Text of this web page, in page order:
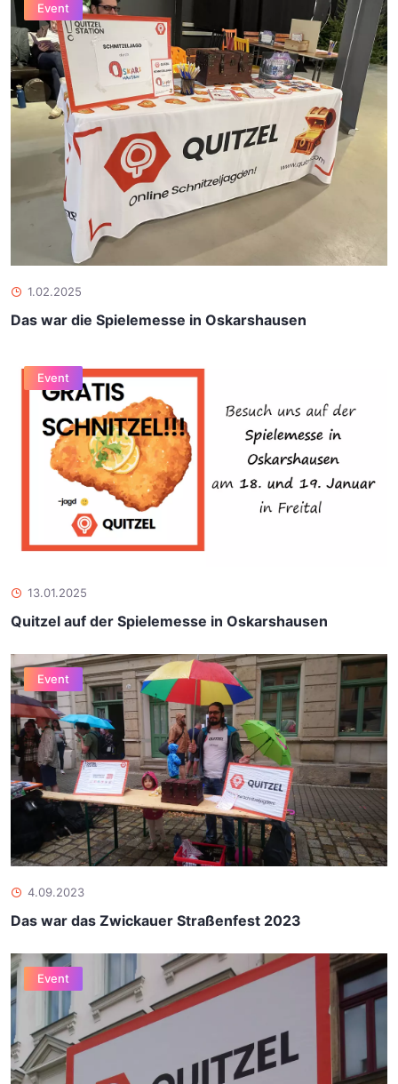
Event
1.02.2025
Das war die Spielemesse in Oskarshausen
Event
13.01.2025
Quitzel auf der Spielemesse in Oskarshausen
Event
4.09.2023
Das war das Zwickauer Straßenfest 2023
Event